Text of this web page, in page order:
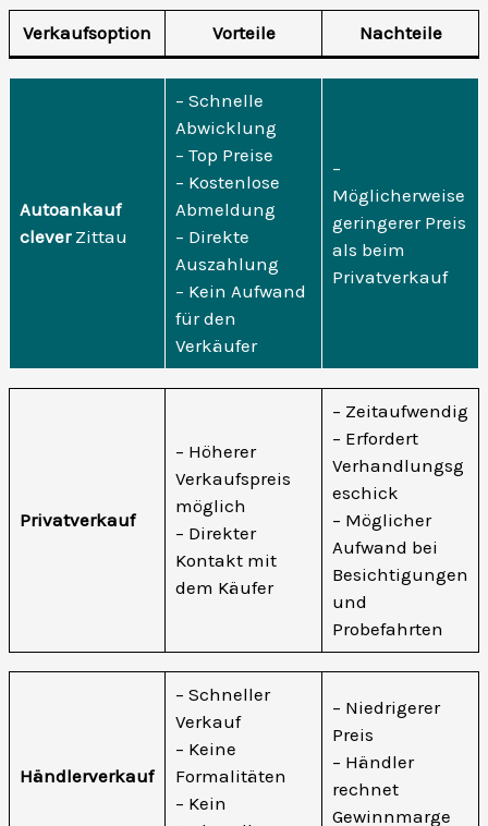
Verkaufsoption Vorteile Nachteile
Autoankauf
cleverZittau
– Schnelle
Abwicklung
– Top Preise
– Kostenlose
Abmeldung
– Direkte
Auszahlung
– Kein Aufwand
für den
Verkäufer
–
Möglicherweise
geringerer Preis
als beim
Privatverkauf
Privatverkauf
– Höherer
Verkaufspreis
möglich
– Direkter
Kontakt mit
dem Käufer
– Zeitaufwendig
– Erfordert
Verhandlungsg
eschick
– Möglicher
Aufwand bei
Besichtigungen
und
Probefahrten
Händlerverkauf
– Schneller
Verkauf
– Keine
Formalitäten
– Kein
– Niedrigerer
Preis
– Händler
rechnet
Gewinnmarge